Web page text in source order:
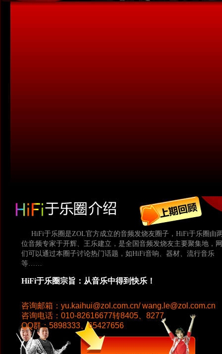
HiFi于乐圈是ZOL官方成立的音频发烧友圈子，HiFi于乐圈由
位音频专家于开辉、王乐建立，是全国音频发烧友主要聚集地，
们可以通过本圈子讨论热门话题，如HiFi音响、器材、流行音乐
等……
HiFi于乐圈宗旨：从音乐中得到快乐！
咨询邮箱：yu.kaihui@zol.com.cn/ wang.le@zol.com.cn
咨询电话：010-82616677转8405、8277
QQ群：5898333、65427656